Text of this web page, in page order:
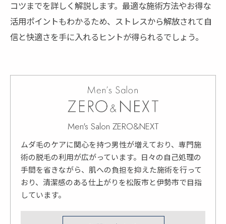
コツまでを詳しく解説します。最適な施術方法やお得な
活用ポイントもわかるため、ストレスから解放されて自
信と快適さを手に入れるヒントが得られるでしょう。
Men's Salon ZERO&NEXT
ムダ毛のケアに関心を持つ男性が増えており、専門施
術の脱毛の利用が広がっています。日々の自己処理の
手間を省きながら、肌への負担を抑えた施術を行って
おり、清潔感のある仕上がりを松阪市と伊勢市で目指
しています。